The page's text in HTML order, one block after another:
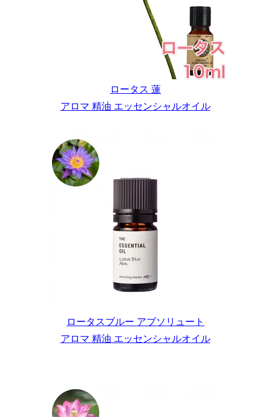
ロータス 蓮
アロマ 精油 エッセンシャルオイル
ロータスブルー アブソリュート
アロマ 精油 エッセンシャルオイル